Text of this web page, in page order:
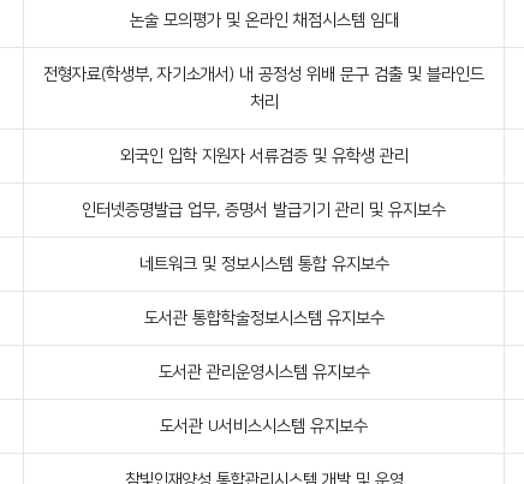
논술 모의평가 및 온라인 채점시스템 임대
전형자료(학생부, 자기소개서) 내 공정성 위배 문구 검출 및 블라인드
처리
외국인 입학 지원자 서류검증 및 유학생 관리
인터넷증명발급 업무, 증명서 발급기기 관리 및 유지보수
네트워크 및 정보시스템 통합 유지보수
도서관 통합학술정보시스템 유지보수
도서관 관리운영시스템 유지보수
도서관 U서비스시스템 유지보수